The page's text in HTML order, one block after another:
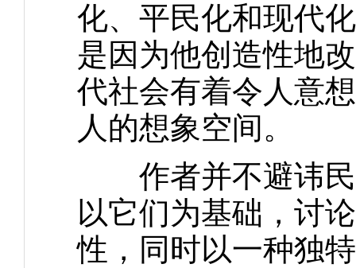
化、平民化和现代
是因为他创造性地
代社会有着令人意
人的想象空间。
作者并不避讳民
以它们为基础，讨
性，同时以一种独